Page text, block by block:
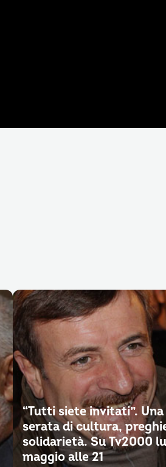
“Tutti siete invitati”.
serata di cultura,
solidarietà. Su Tv2000
maggio alle 21